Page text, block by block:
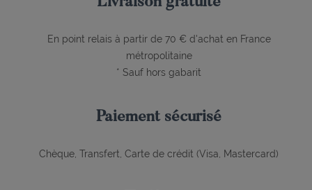
En point relais à partir de 70 € d'achat en France
métropolitaine
* Sauf hors gabarit
Paiement sécurisé
Chèque, Transfert, Carte de crédit (Visa, Mastercard)